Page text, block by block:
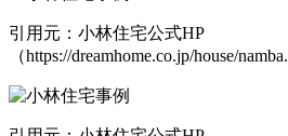
引用元：小林住宅公式HP
（https://dreamhome.co.jp/house/